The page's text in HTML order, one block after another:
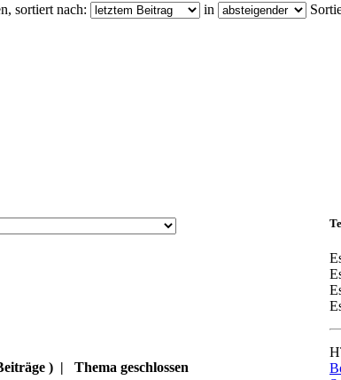
sortiert nach:
in
) | Thema geschlossen